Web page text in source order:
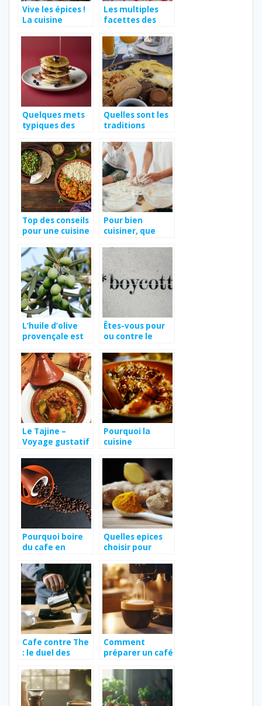
Vive les épices !
La cuisine
Les multiples
facettes des
terre.
Quelques mets
typiques des
d’Amérique
Quelles sont les
traditions
Maroc?
Top des conseils
pour une cuisine
Pour bien
cuisiner, que
dans sa cuisine ?
L’huile d’olive
provençale est
des huiles d’olive
?
Êtes-vous pour
ou contre le
Nestlé ?
Le Tajine –
Voyage gustatif
Pourquoi la
cuisine
fascine-t-elle ?
Pourquoi boire
du cafe en
d’Ethiopie ?
Quelles epices
choisir pour
a votre viande ?
Cafe contre The
: le duel des
chaudes
Comment
préparer un café
capsules dolce
gusto